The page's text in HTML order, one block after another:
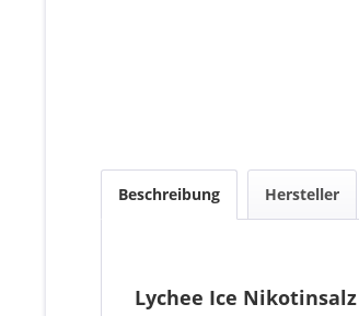
Beschreibung Hersteller
Lychee Ice